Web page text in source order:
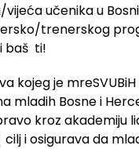
učenika u
trenerskog
baš ti!
kojeg je
mladih Bosne i
kroz akademiju
i osigurava da